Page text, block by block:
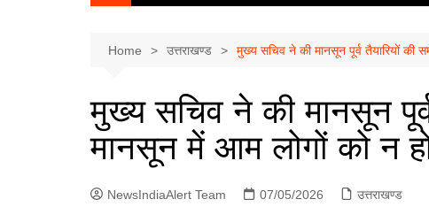
दिल्ली
पंजाब
चंडीगढ़
Home उत्तराखण्ड मुख्य सचिव ने की मानसून पूर्व तैयारियों की
मुख्य सचिव ने की मानसून पूर्व
मानसून में आम लोगों को न
NewsIndiaAlert Team 07/05/2026 उत्तराखण्ड